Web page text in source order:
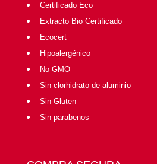
Certificado Eco
Extracto Bio Certificado
Ecocert
Hipoalergénico
No GMO
Sin clorhidrato de aluminio
Sin Gluten
Sin parabenos